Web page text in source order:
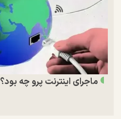
ماجرای اینترنت پرو چه بود؟